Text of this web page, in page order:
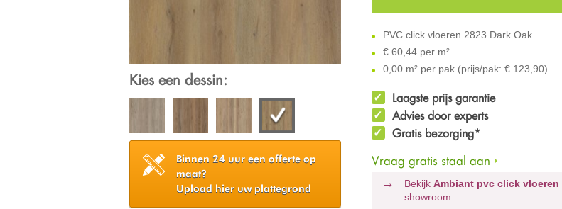
Kies een dessin:
Binnen 24 uur een offerte op
maat?
Upload hier uw plattegrond
PVC click vloeren 2823 Dark Oak
€ 60,44 per m²
0,00 m² per pak (prijs/pak: € 123,90)
Laagste prijs garantie
Advies door experts
Gratis bezorging*
Vraag gratis staal aan
BekijkAmbiant pvc click vloeren
showroom